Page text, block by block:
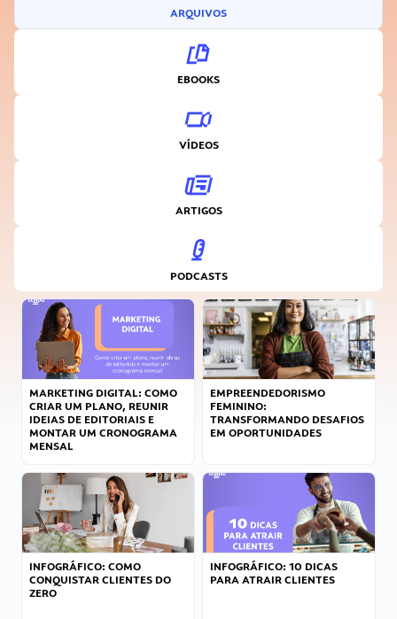
ARQUIVOS
EBOOKS
VÍDEOS
ARTIGOS
PODCASTS
MARKETING DIGITAL: COMO
CRIAR UM PLANO, REUNIR
IDEIAS DE EDITORIAIS E
MONTAR UM CRONOGRAMA
MENSAL
EMPREENDEDORISMO
FEMININO:
TRANSFORMANDO DESAFIOS
EM OPORTUNIDADES
INFOGRÁFICO: COMO
CONQUISTAR CLIENTES DO
ZERO
INFOGRÁFICO: 10 DICAS
PARA ATRAIR CLIENTES